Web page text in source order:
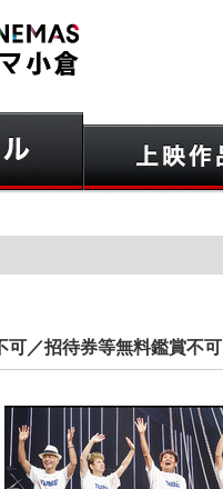
可／招待券等無料鑑賞不可